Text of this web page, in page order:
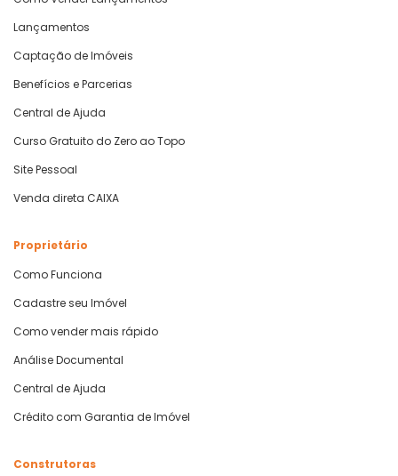
Lançamentos
Captação de Imóveis
Benefícios e Parcerias
Central de Ajuda
Curso Gratuito do Zero ao Topo
Site Pessoal
Venda direta CAIXA
Proprietário
Como Funciona
Cadastre seu Imóvel
Como vender mais rápido
Análise Documental
Central de Ajuda
Crédito com Garantia de Imóvel
Construtoras